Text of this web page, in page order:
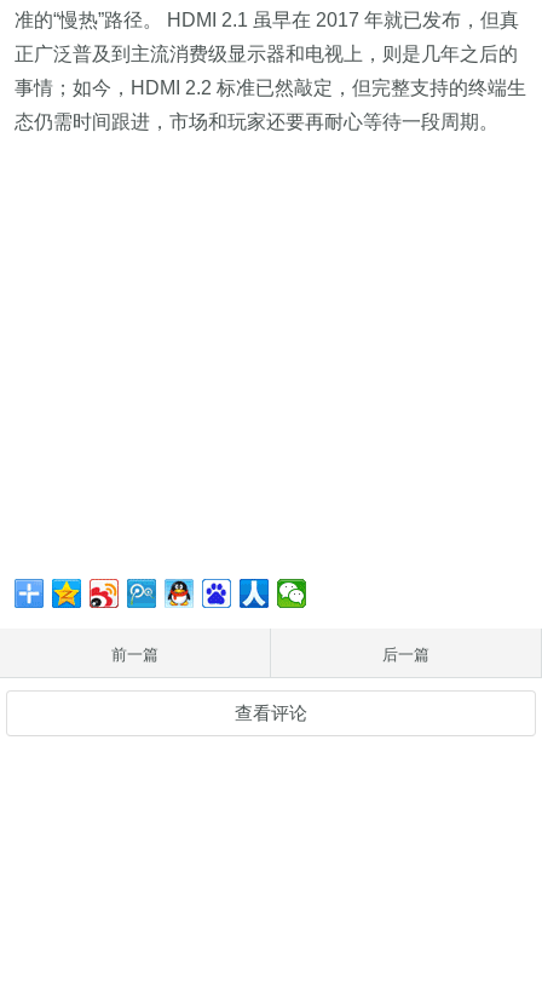
准的“慢热”路径。 HDMI 2.1 虽早在 2017 年就已发布，但真
正广泛普及到主流消费级显示器和电视上，则是几年之后的
事情；如今，HDMI 2.2 标准已然敲定，但完整支持的终端生
态仍需时间跟进，市场和玩家还要再耐心等待一段周期。
前一篇 后一篇
查看评论